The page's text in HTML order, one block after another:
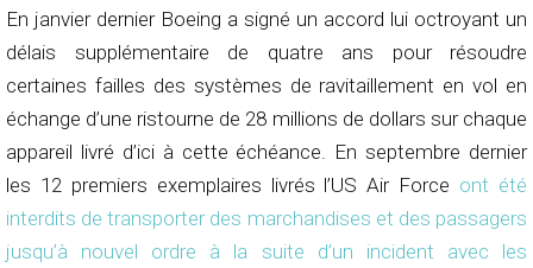
En janvier dernier Boeing a signé un accord lui octroyant un
délais supplémentaire de quatre ans pour résoudre
certaines failles des systèmes de ravitaillement en vol en
échange d’une ristourne de 28 millions de dollars sur chaque
appareil livré d’ici à cette échéance. En septembre dernier
les 12 premiers exemplaires livrés l’US Air Force ont été
interdits de transporter des marchandises et des passagers
jusqu’à nouvel ordre à la suite d’un incident avec les